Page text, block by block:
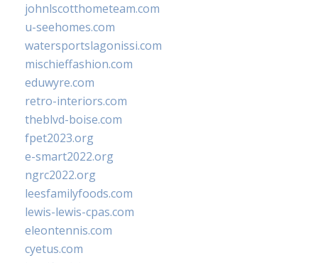
johnlscotthometeam.com
u-seehomes.com
watersportslagonissi.com
mischieffashion.com
eduwyre.com
retro-interiors.com
theblvd-boise.com
fpet2023.org
e-smart2022.org
ngrc2022.org
leesfamilyfoods.com
lewis-lewis-cpas.com
eleontennis.com
cyetus.com